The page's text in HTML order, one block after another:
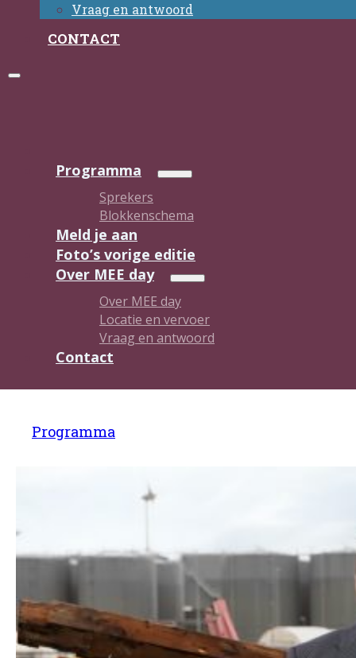
Vraag en antwoord
CONTACT
Programma
Sprekers
Blokkenschema
Meld je aan
Foto’s vorige editie
Over MEE day
Over MEE day
Locatie en vervoer
Vraag en antwoord
Contact
Programma